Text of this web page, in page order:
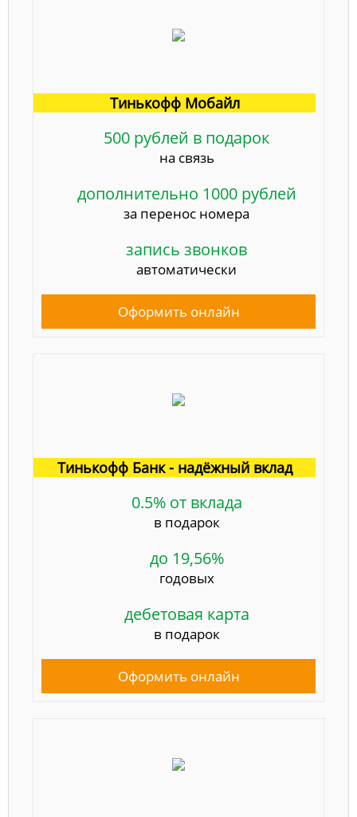
Тинькофф Мобайл
500 рублей в подарок
на связь
дополнительно 1000 рублей
за перенос номера
запись звонков
автоматически
Оформить онлайн
Тинькофф Банк - надёжный вклад
0.5% от вклада
в подарок
до 19,56%
годовых
дебетовая карта
в подарок
Оформить онлайн